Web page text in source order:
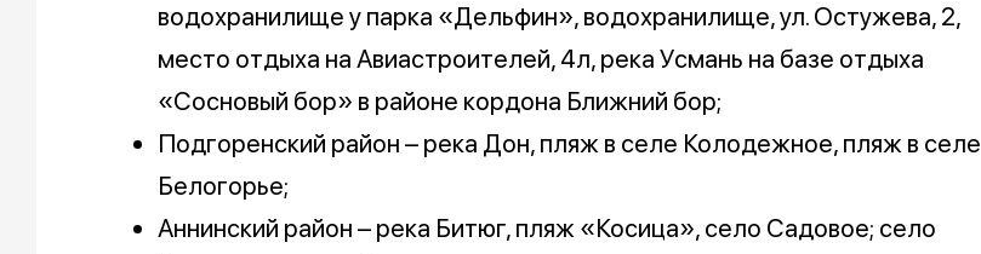
водохранилище у парка «Дельфин», водохранилище, ул. Остужева, 2,
место отдыха на Авиастроителей, 4л, река Усмань на базе отдыха
«Сосновый бор» в районе кордона Ближний бор;
Подгоренский район – река Дон, пляж в селе Колодежное, пляж в селе
Белогорье;
Аннинский район – река Битюг, пляж «Косица», село Садовое; село